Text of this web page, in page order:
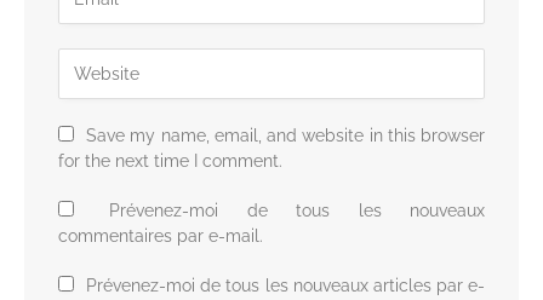
Save my name, email, and website in this browser
for the next time I comment.
Prévenez-moi de tous les nouveaux
commentaires par e-mail.
Prévenez-moi de tous les nouveaux articles par e-